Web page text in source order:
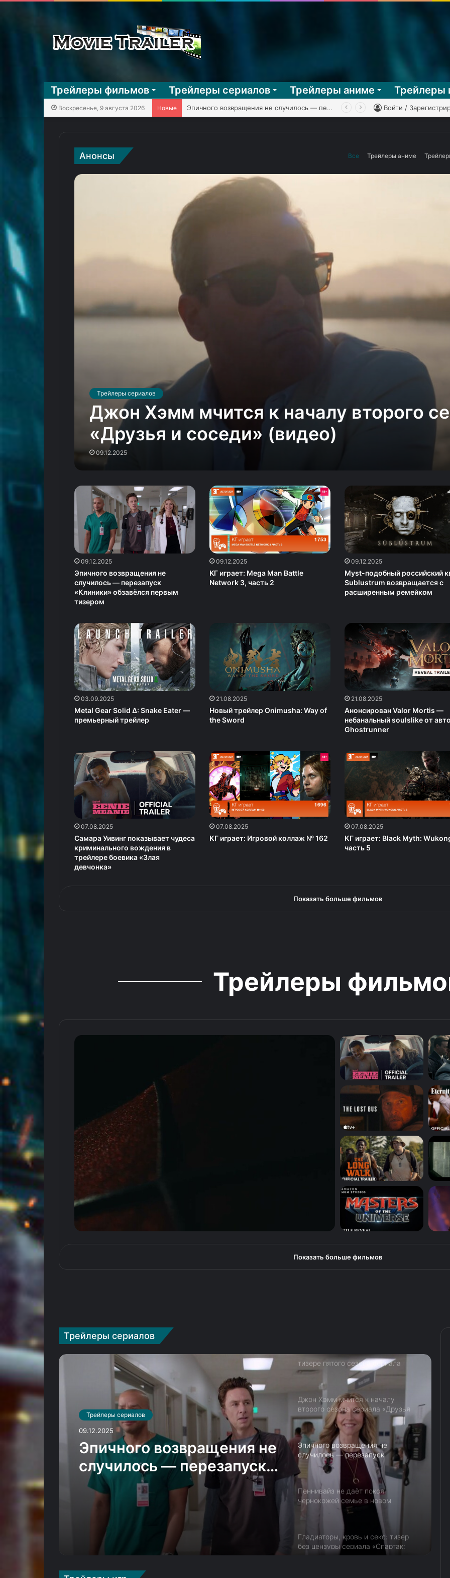
Трейлеры фильмов Трейлеры сериалов Трейлеры аниме Трейлеры
Воскресенье, 9 августа 2026 Новые KГ игpaeт: Mega Man Battle Network 3, часть 2 Войти /
Анонсы Все Трейлеры аниме
Трейлеры сериалов
Джон Хэмм мчится к началу второго
«Друзья и соседи» (видео)
09.12.2025
09.12.2025
Эпичного возвращения не
случилось — перезапуск
«Клиники» обзавёлся первым
тизером
09.12.2025
KГ игpaeт: Mega Man Battle
Network 3, часть 2
09.12.2025
Myst-подобный российский
Sublustrum возвращается с
расширенным ремейком
03.09.2025
Metal Gear Solid Δ: Snake Eater —
премьерный трейлер
21.08.2025
Новый трейлер Onimusha: Way of
the Sword
21.08.2025
Анонсирован Valor Mortis —
небанальный soulslike от
Ghostrunner
07.08.2025
Самара Уивинг показывает чудеса
криминального вождения в
трейлере боевика «Злая
девчонка»
07.08.2025
КГ играет: Игровой коллаж № 162
07.08.2025
КГ играет: Black Myth:
часть 5
Показать больше фильмов
Трейлеры
Показать больше фильмов
Трейлеры сериалов
Трейлеры сериалов
30.07.2025
Пеннивайз не даёт покоя
чернокожей семье в
новом тизере сериала
«Оно: Добро пожаловать
в Дерри»
В трейлере второго сезона
«Миротворца» Джон Сина уходит
в лучший мир
Фантастический сериал
«Плурибус» от создателя «Во все
От создателей «Легенды о Vox
Джон Хэмм мчится к началу
второго сезона сериала «Друзья
и соседи» (видео)
Эпичного возвращения не
случилось — перезапуск
«Клиники» обзавёлся первым
тизером
Пеннивайз не даёт покоя
чернокожей семье в новом
тизере сериала «Оно: Добро
пожаловать в Дерри»
Гладиаторы, кровь и секс: тизер
без цензуры сериала «Спартак:
Секретная организация
отслеживает сверхъестественное
в тизере сериала «Таламаска: